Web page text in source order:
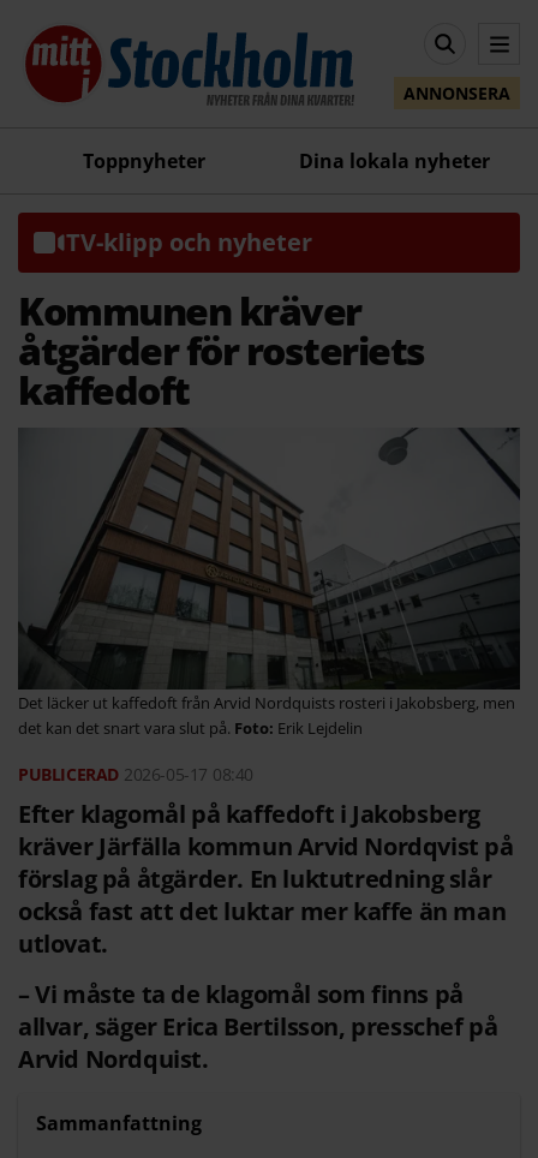
ANNONSERA
Toppnyheter Dina lokala nyheter
TV-klipp och nyheter
Kommunen kräver
åtgärder för rosteriets
kaffedoft
Det läcker ut kaffedoft från Arvid Nordquists rosteri i Jakobsberg, men
det kan det snart vara slut på.
Erik Lejdelin
2026-05-17 08:40
Efter klagomål på kaffedoft i Jakobsberg
kräver Järfälla kommun Arvid Nordqvist på
förslag på åtgärder. En luktutredning slår
också fast att det luktar mer kaffe än man
utlovat.
– Vi måste ta de klagomål som finns på
allvar, säger Erica Bertilsson, presschef på
Arvid Nordquist.
Sammanfattning